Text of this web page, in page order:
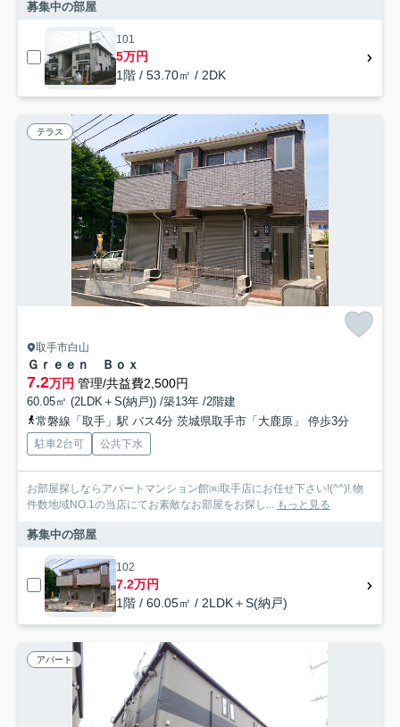
募集中の部屋
101
5万円
1階 / 53.70㎡ / 2DK
テラス
取手市白山
Ｇｒｅｅｎ Ｂｏｘ
7.2万円 管理/共益費2,500円
60.05㎡ (2LDK＋S(納戸)) /築13年 /2階建
常磐線「取手」駅 バス4分 茨城県取手市「大鹿原」 停歩3分
駐車2台可 公共下水
お部屋探しならアパートマンション館㈱取手店にお任せ下さい!(^^)! 物
件数地域NO.1の当店にてお素敵なお部屋をお探し...
もっと見る
募集中の部屋
102
7.2万円
1階 / 60.05㎡ / 2LDK＋S(納戸)
アパート